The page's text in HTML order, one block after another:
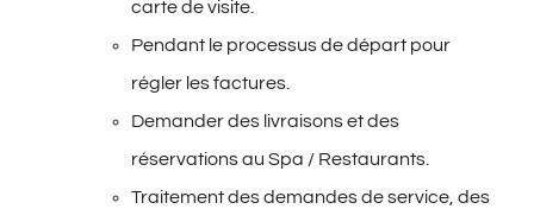
carte de visite.
Pendant le processus de départ pour
régler les factures.
Demander des livraisons et des
réservations au Spa / Restaurants.
Traitement des demandes de service, des